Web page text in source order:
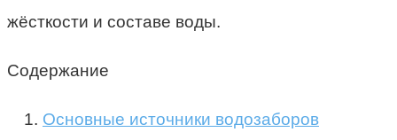
жёсткости и составе воды.
Содержание
Основные источники водозаборов